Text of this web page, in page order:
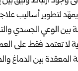
لتطوير أساليب
بين الوعي الجسدي
لا تعتمد فقط على
المعقدة بين الدماغ